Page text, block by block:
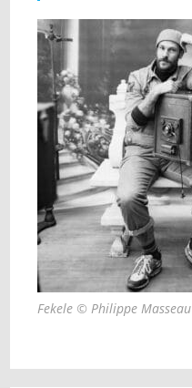
Fekele © Philippe Masseau